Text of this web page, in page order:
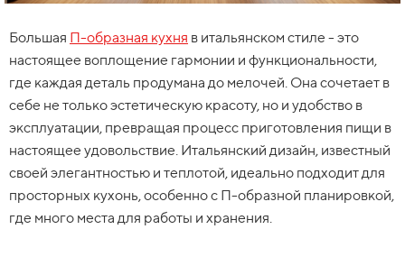
Большая П-образная кухня в итальянском стиле - это
настоящее воплощение гармонии и функциональности,
где каждая деталь продумана до мелочей. Она сочетает в
себе не только эстетическую красоту, но и удобство в
эксплуатации, превращая процесс приготовления пищи в
настоящее удовольствие. Итальянский дизайн, известный
своей элегантностью и теплотой, идеально подходит для
просторных кухонь, особенно с П-образной планировкой,
где много места для работы и хранения.